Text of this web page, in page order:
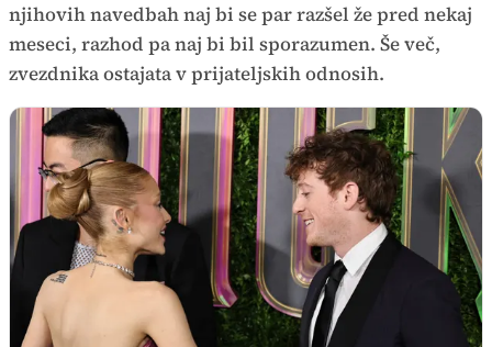
njihovih navedbah naj bi se par razšel že pred nekaj
meseci, razhod pa naj bi bil sporazumen. Še več,
zvezdnika ostajata v prijateljskih odnosih.